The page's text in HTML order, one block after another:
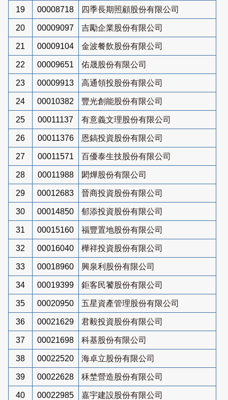
19 00008718 四季長期照顧股份有限公司
20 00009097 吉勵企業股份有限公司
21 00009104 金波餐飲股份有限公司
22 00009651 佑晟股份有限公司
23 00009913 高通領投股份有限公司
24 00010382 豐光創能股份有限公司
25 00011137 有意義文理股份有限公司
26 00011376 恩鎬投資股份有限公司
27 00011571 百優泰生技股份有限公司
28 00011988 閎燁股份有限公司
29 00012683 晉商投資股份有限公司
30 00014850 郁添投資股份有限公司
31 00015160 福豐置地股份有限公司
32 00016040 樺祥投資股份有限公司
33 00018960 興泉利股份有限公司
34 00019399 鉅客民饕股份有限公司
35 00020950 五星資產管理股份有限公司
36 00021629 君毅投資股份有限公司
37 00021698 科基股份有限公司
38 00022520 海卓立股份有限公司
39 00022628 秝埜營造股份有限公司
40 00022985 嘉宇建設股份有限公司